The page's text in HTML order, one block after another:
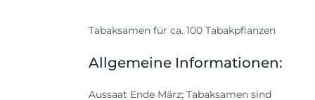
Tabaksamen für ca. 100 Tabakpflanzen
Allgemeine Informationen:
Aussaat Ende März; Tabaksamen sind